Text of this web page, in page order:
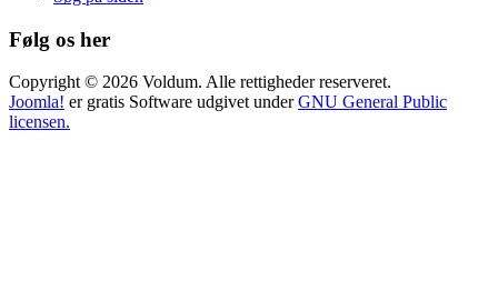
Følg os her
Copyright © 2026 Voldum. Alle rettigheder reserveret.
Joomla! er gratis Software udgivet underGNU General Public
licensen.